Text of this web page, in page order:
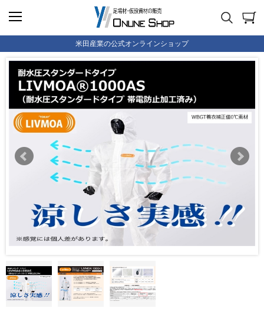
米田産業の公式オンラインショップ